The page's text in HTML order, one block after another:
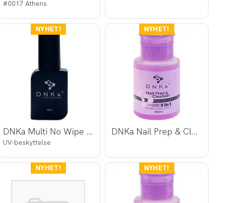
#0017 Athens
DNKa Multi No Wipe Top 12ml
UV-beskyttelse
DNKa Nail Prep & Cleanser 3 i 1, 150ml